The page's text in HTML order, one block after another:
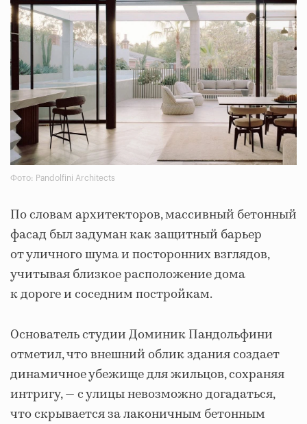
Фото: Pandolfini Architects
По словам архитекторов, массивный бетонный
фасад был задуман как защитный барьер
от уличного шума и посторонних взглядов,
учитывая близкое расположение дома
к дороге и соседним постройкам.
Основатель студии Доминик Пандольфини
отметил, что внешний облик здания создает
динамичное убежище для жильцов, сохраняя
интригу, — с улицы невозможно догадаться,
что скрывается за лаконичным бетонным